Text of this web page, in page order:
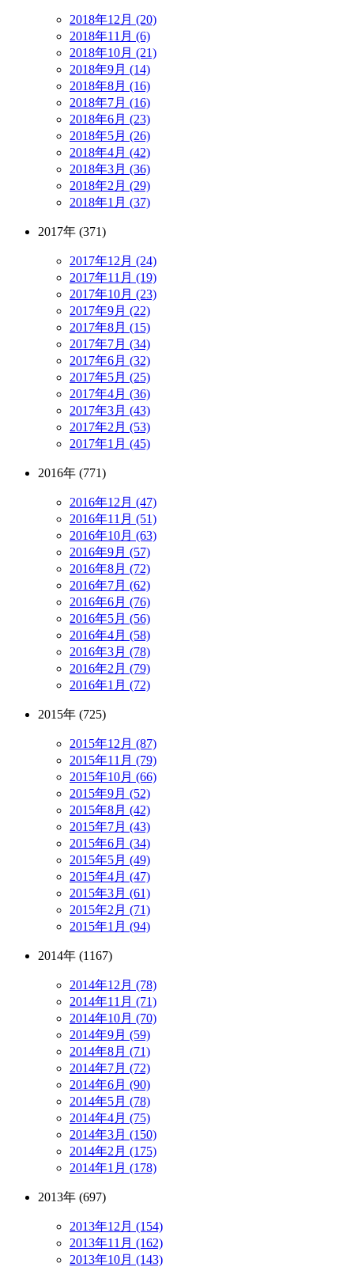
2018年12月 (20)
2018年11月 (6)
2018年10月 (21)
2018年9月 (14)
2018年8月 (16)
2018年7月 (16)
2018年6月 (23)
2018年5月 (26)
2018年4月 (42)
2018年3月 (36)
2018年2月 (29)
2018年1月 (37)
2017年 (371)
2017年12月 (24)
2017年11月 (19)
2017年10月 (23)
2017年9月 (22)
2017年8月 (15)
2017年7月 (34)
2017年6月 (32)
2017年5月 (25)
2017年4月 (36)
2017年3月 (43)
2017年2月 (53)
2017年1月 (45)
2016年 (771)
2016年12月 (47)
2016年11月 (51)
2016年10月 (63)
2016年9月 (57)
2016年8月 (72)
2016年7月 (62)
2016年6月 (76)
2016年5月 (56)
2016年4月 (58)
2016年3月 (78)
2016年2月 (79)
2016年1月 (72)
2015年 (725)
2015年12月 (87)
2015年11月 (79)
2015年10月 (66)
2015年9月 (52)
2015年8月 (42)
2015年7月 (43)
2015年6月 (34)
2015年5月 (49)
2015年4月 (47)
2015年3月 (61)
2015年2月 (71)
2015年1月 (94)
2014年 (1167)
2014年12月 (78)
2014年11月 (71)
2014年10月 (70)
2014年9月 (59)
2014年8月 (71)
2014年7月 (72)
2014年6月 (90)
2014年5月 (78)
2014年4月 (75)
2014年3月 (150)
2014年2月 (175)
2014年1月 (178)
2013年 (697)
2013年12月 (154)
2013年11月 (162)
2013年10月 (143)